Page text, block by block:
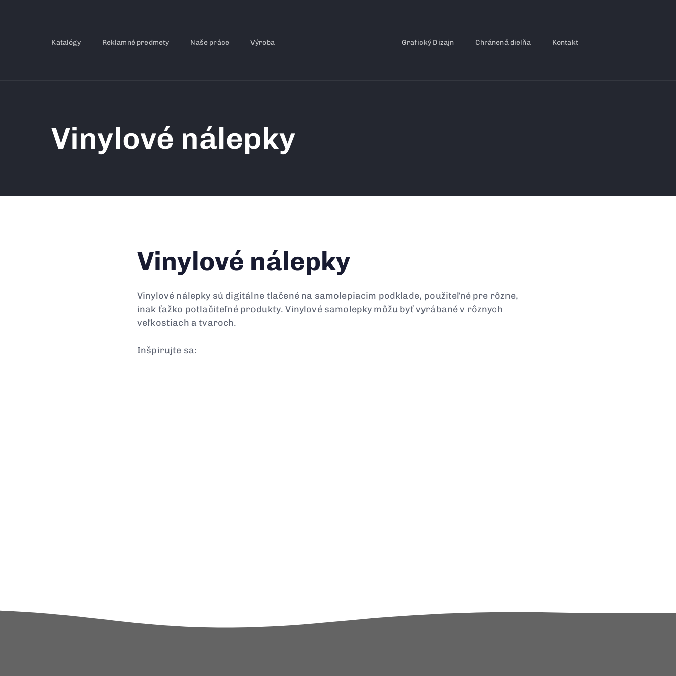
Katalógy Reklamné predmety Naše práce Výroba Grafický Dizajn Chránená dielňa Kontakt
Vinylové nálepky
Vinylové nálepky
Vinylové nálepky sú digitálne tlačené na samolepiacim podklade, použiteľné pre rôzne,
inak ťažko potlačiteľné produkty. Vinylové samolepky môžu byť vyrábané v rôznych
veľkostiach a tvaroch.
Inšpirujte sa: